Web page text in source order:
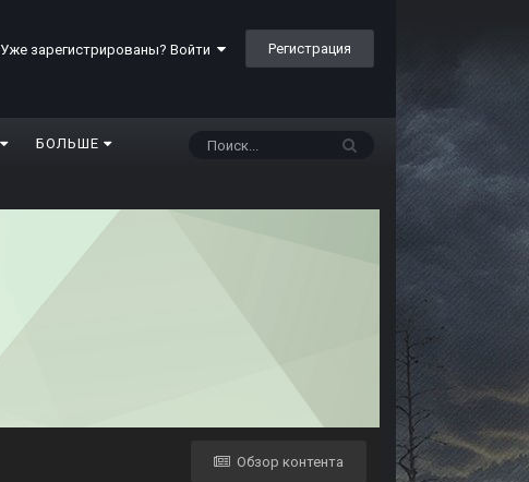
Уже зарегистрированы? Войти Регистрация
БОЛЬШЕ
Обзор контента